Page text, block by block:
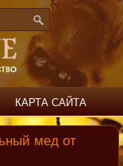
КАРТА САЙТА
мед от